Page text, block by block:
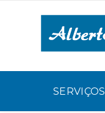
SERVIÇOS